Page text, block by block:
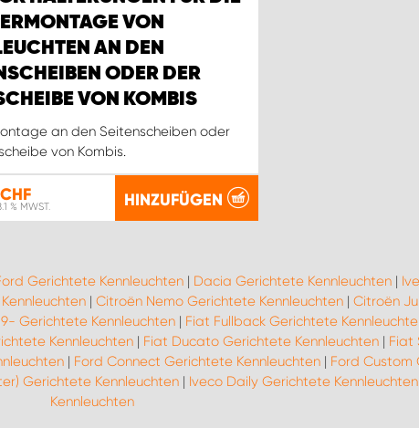
VON
AN DEN
ODER DER
VON KOMBIS
an den Seitenscheiben oder
von Kombis.
CHF
% MWST. HINZUFÜGEN
Gerichtete Kennleuchten| Dacia Gerichtete Kennleuchten|
| Citroën Nemo Gerichtete Kennleuchten | Citroën
Gerichtete Kennleuchten | Fiat Fullback Gerichtete
Kennleuchten | Fiat Ducato Gerichtete Kennleuchten | Fiat
| Ford Connect Gerichtete Kennleuchten| Ford Custom
Gerichtete Kennleuchten | Iveco Daily Gerichtete Kennleuchten
Kennleuchten